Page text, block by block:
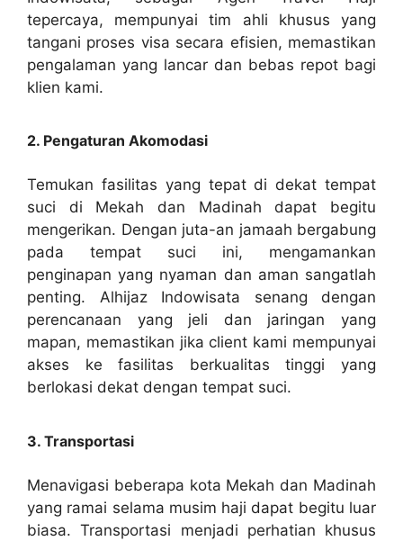
tepercaya, mempunyai tim ahli khusus yang
tangani proses visa secara efisien, memastikan
pengalaman yang lancar dan bebas repot bagi
klien kami.
2. Pengaturan Akomodasi
Temukan fasilitas yang tepat di dekat tempat
suci di Mekah dan Madinah dapat begitu
mengerikan. Dengan juta-an jamaah bergabung
pada tempat suci ini, mengamankan
penginapan yang nyaman dan aman sangatlah
penting. Alhijaz Indowisata senang dengan
perencanaan yang jeli dan jaringan yang
mapan, memastikan jika client kami mempunyai
akses ke fasilitas berkualitas tinggi yang
berlokasi dekat dengan tempat suci.
3. Transportasi
Menavigasi beberapa kota Mekah dan Madinah
yang ramai selama musim haji dapat begitu luar
biasa. Transportasi menjadi perhatian khusus